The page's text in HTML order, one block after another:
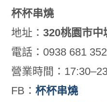
杯杯串燒
地址： 320桃園市中
電話：0938 681 352
營業時間：
FB： 杯杯串燒